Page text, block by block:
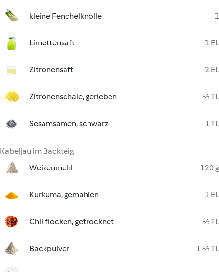
kleine Fenchelknolle 1
Limettensaft 1 EL
Zitronensaft 2 EL
Zitronenschale, gerieben ½ TL
Sesamsamen, schwarz 1 TL
Kabeljau im Backteig
Weizenmehl
120 g
Kurkuma, gemahlen 1 EL
Chiliflocken, getrocknet ½ TL
Backpulver 1 ½ TL